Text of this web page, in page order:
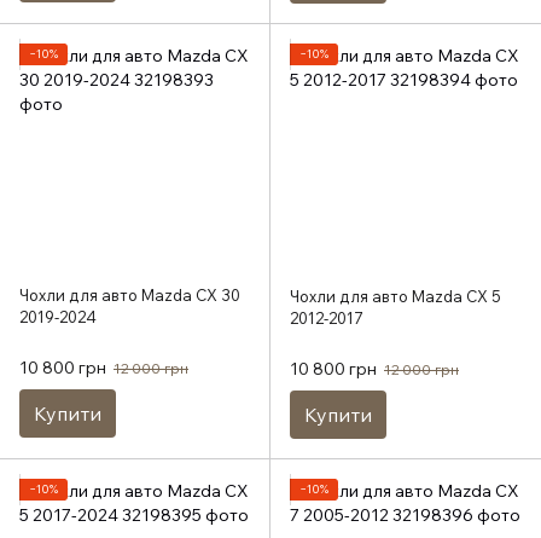
−10%
Чохли для авто Mazda CX 30
2019-2024
10 800 грн 12 000 грн
Купити
−10%
Чохли для авто Mazda CX 5
2012-2017
10 800 грн 12 000 грн
Купити
−10% −10%